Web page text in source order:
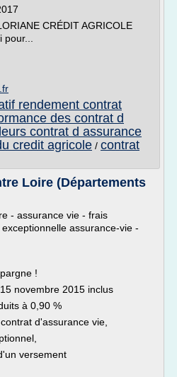
CRÉDIT AGRICOLE
rendement contrat
des contrat d
contrat d assurance
credit agricole / contrat
Loire (Départements
- assurance vie - frais
assurance-vie -
!
novembre 2015 inclus
à 0,90 %
d'assurance vie,
versement